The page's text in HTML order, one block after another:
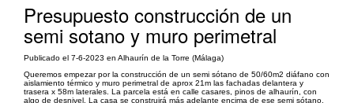
Presupuesto construcción de un
semi sotano y muro perimetral
Publicado el 7-6-2023 en Alhaurín de la Torre (Málaga)
Queremos empezar por la construcción de un semi sótano de 50/60m2 diáfano con
aislamiento térmico y muro perimetral de aprox 21m las fachadas delantera y
trasera x 58m laterales. La parcela está en calle casares, pinos de alhaurín, con
algo de desnivel. La casa se construirá más adelante encima de ese semi sótano.